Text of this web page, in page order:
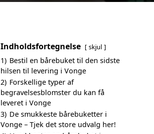
Indholdsfortegnelse skjul
1) Bestil en bårebuket til den sidste
hilsen til levering i Vonge
2) Forskellige typer af
begravelsesblomster du kan få
leveret i Vonge
3) De smukkeste bårebuketter i
Vonge – Tjek det store udvalg her!